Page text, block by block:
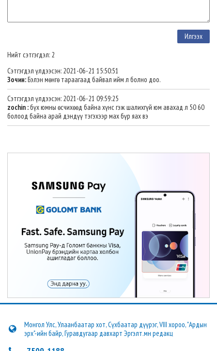
Нийт сэтгэгдэл: 2
Сэтгэгдэл үлдээсэн: 2021-06-21 15:50:51
Зочин:Бэлэн мөнгө тараагаад байвал ийм л болно доо.
Сэтгэгдэл үлдээсэн: 2021-06-21 09:59:25
zochin :бүх юмны өсчихөөд байна хүнс гэж шалихгүй юм авахад л 50 60
болоод байна арай дэндүү тэгэхээр мах бүр яах вэ
Монгол Улс, Улаанбаатар хот, Сүхбаатар дүүрэг, VIII хороо, "Ардын
эрх"-ийн байр, Гуравдугаар давхарт Эргэлт.мн редакц